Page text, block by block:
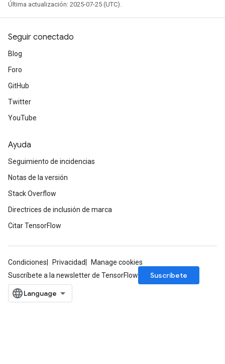
Última actualización: 2025-07-25 (UTC).
Seguir conectado
Blog
Foro
GitHub
Twitter
YouTube
Ayuda
Seguimiento de incidencias
Notas de la versión
Stack Overflow
Directrices de inclusión de marca
Citar TensorFlow
Condiciones Privacidad
Manage cookies
Suscríbete a la newsletter de TensorFlow
Suscríbete